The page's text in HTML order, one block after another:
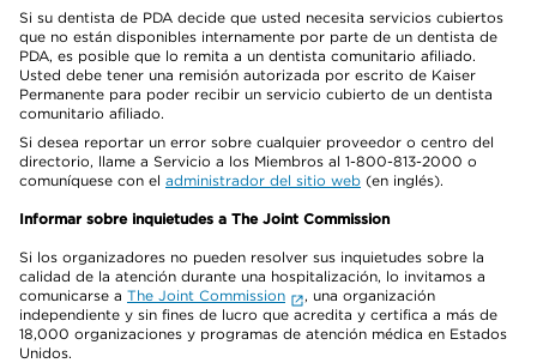
Si su dentista de PDA decide que usted necesita servicios cubiertos
que no están disponibles internamente por parte de un dentista de
PDA, es posible que lo remita a un dentista comunitario afiliado.
Usted debe tener una remisión autorizada por escrito de Kaiser
Permanente para poder recibir un servicio cubierto de un dentista
comunitario afiliado.
Si desea reportar un error sobre cualquier proveedor o centro del
directorio, llame a Servicio a los Miembros al 1-800-813-2000 o
comuníquese con el administrador del sitio web (en inglés).
Informar sobre inquietudes a The Joint Commission
Si los organizadores no pueden resolver sus inquietudes sobre la
calidad de la atención durante una hospitalización, lo invitamos a
comunicarse a The Joint Commission
, una organización
independiente y sin fines de lucro que acredita y certifica a más de
18,000 organizaciones y programas de atención médica en Estados
Unidos.